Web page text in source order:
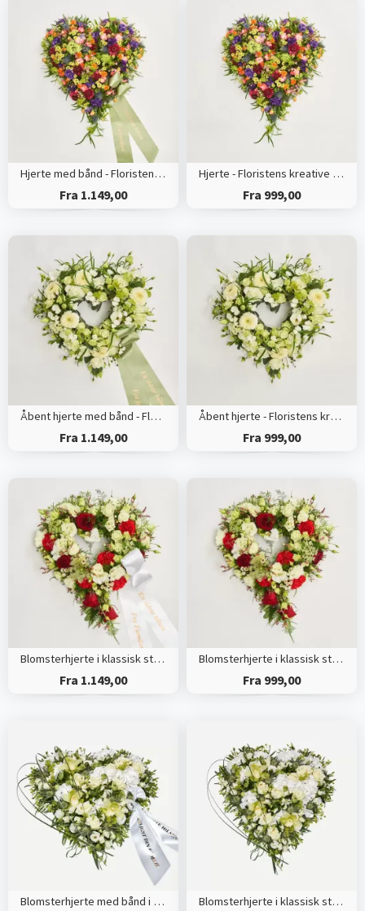
Hjerte med bånd - Floristens kreative valg
Fra 1.149,00
Hjerte - Floristens kreative valg
Fra 999,00
Åbent hjerte med bånd - Floristens kreative valg
Fra 1.149,00
Åbent hjerte - Floristens kreative valg
Fra 999,00
Blomsterhjerte i klassisk stil med bånd
Fra 1.149,00
Blomsterhjerte i klassisk stil - rød og hvid
Fra 999,00
Blomsterhjerte med bånd i klassisk stil - creme Blomsterhjerte i klassisk stil - creme